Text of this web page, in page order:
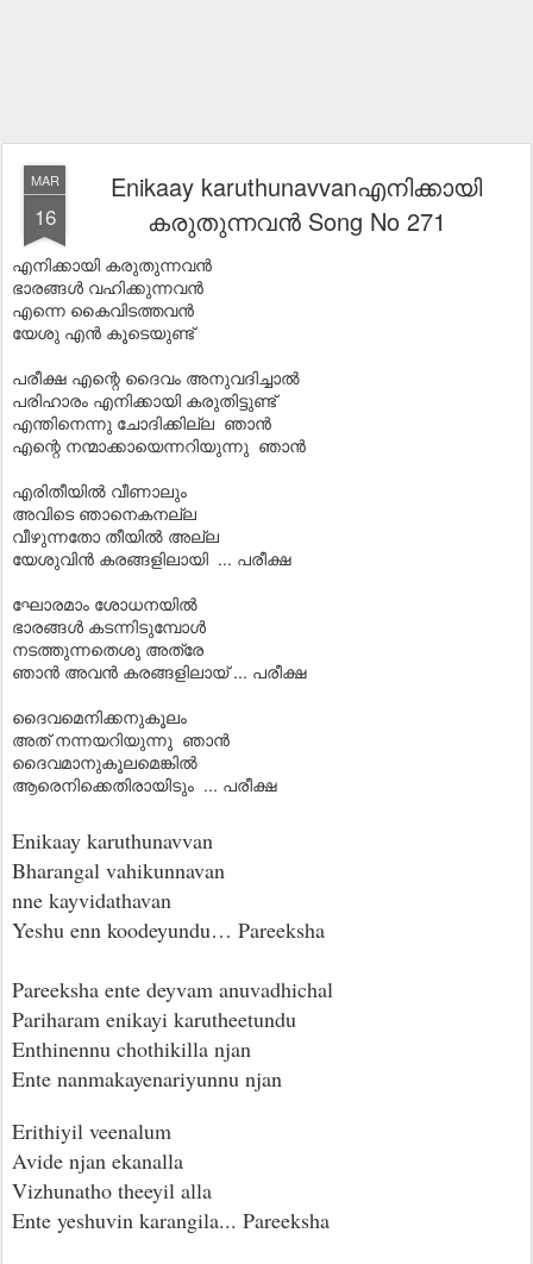
MAR
16
Enikaay karuthunavvanഎനിക്കായി
കരുതുന്നവന്‍ Song No 271
എനിക്കായി കരുതുന്നവന്‍
ഭാരങ്ങള്‍ വഹിക്കുന്നവന്‍
എന്നെ കൈവിടത്തവന്‍
യേശു എന്‍ കൂടെയുണ്ട്
പരീക്ഷ എന്റെ ദൈവം അനുവദിച്ചാല്‍
പരിഹാരം എനിക്കായി കരുതിട്ടുണ്ട്
എന്തിനെന്നു ചോദിക്കില്ല ഞാന്‍
എന്റെ നന്മാക്കായെന്നറിയുന്നു ഞാന്‍
എരിതീയില്‍ വീണാലും
അവിടെ ഞാനെകനല്ല
വീഴുന്നതോ തീയില്‍ അല്ല
യേശുവിന്‍ കരങ്ങളിലായി ... പരീക്ഷ
ഘോരമാം ശോധനയില്‍
ഭാരങ്ങള്‍ കടന്നിടുമ്പോള്‍
നടത്തുന്നതെശു അത്രേ
ഞാന്‍ അവന്‍ കരങ്ങളിലായ് ... പരീക്ഷ
ദൈവമെനിക്കനുകൂലം
അത് നന്നയറിയുന്നു ഞാന്‍
ദൈവമാനുകൂലമെങ്കില്‍
ആരെനിക്കെതിരായിടും ... പരീക്ഷ
Enikaay karuthunavvan
Bharangal vahikunnavan
nne kayvidathavan
Yeshu enn koodeyundu… Pareeksha
Pareeksha ente deyvam anuvadhichal
Pariharam enikayi karutheetundu
Enthinennu chothikilla njan
Ente nanmakayenariyunnu njan
Erithiyil veenalum
Avide njan ekanalla
Vizhunatho theeyil alla
Ente yeshuvin karangila... Pareeksha